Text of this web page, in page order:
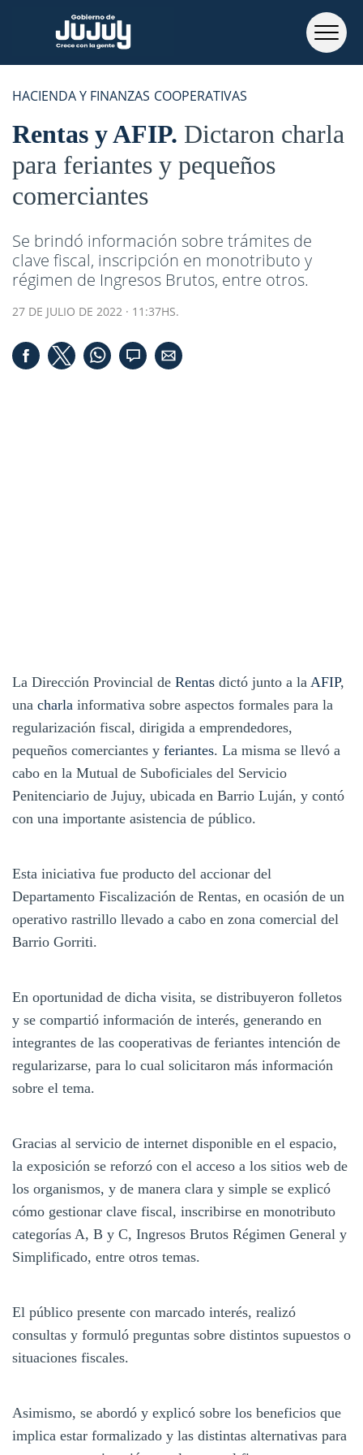
HACIENDA Y FINANZAS COOPERATIVAS
Rentas y AFIP Dictaron charla
para feriantes y pequeños
comerciantes
Se brindó información sobre trámites de
clave fiscal, inscripción en monotributo y
régimen de Ingresos Brutos, entre otros.
27 DE JULIO DE 2022 · 11:37HS.
La Dirección Provincial de Rentas dictó junto a la AFIP,
una charla informativa sobre aspectos formales para la
regularización fiscal, dirigida a emprendedores,
pequeños comerciantes y feriantes. La misma se llevó a
cabo en la Mutual de Suboficiales del Servicio
Penitenciario de Jujuy, ubicada en Barrio Luján, y contó
con una importante asistencia de público.
Esta iniciativa fue producto del accionar del
Departamento Fiscalización de Rentas, en ocasión de un
operativo rastrillo llevado a cabo en zona comercial del
Barrio Gorriti.
En oportunidad de dicha visita, se distribuyeron folletos
y se compartió información de interés, generando en
integrantes de las cooperativas de feriantes intención de
regularizarse, para lo cual solicitaron más información
sobre el tema.
Gracias al servicio de internet disponible en el espacio,
la exposición se reforzó con el acceso a los sitios web de
los organismos, y de manera clara y simple se explicó
cómo gestionar clave fiscal, inscribirse en monotributo
categorías A, B y C, Ingresos Brutos Régimen General y
Simplificado, entre otros temas.
El público presente con marcado interés, realizó
consultas y formuló preguntas sobre distintos supuestos o
situaciones fiscales.
Asimismo, se abordó y explicó sobre los beneficios que
implica estar formalizado y las distintas alternativas para